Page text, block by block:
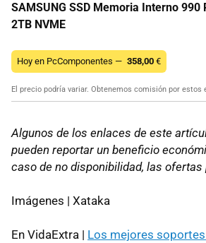
SAMSUNG SSD Memoria Interno 990
2TB NVME
Hoy en PcComponentes — 358,00 €
El precio podría variar. Obtenemos comisión por estos
Algunos de los enlaces de este
pueden reportar un beneficio
caso de no disponibilidad, las ofertas
Imágenes | Xataka
En VidaExtra | Los mejores